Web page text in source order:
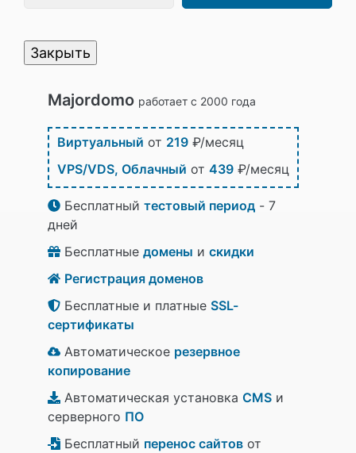
Закрыть
Majordomo работает с 2000 года
Виртуальный от 219 ₽/месяц
VPS/VDS, Облачный от 439 ₽/месяц
Бесплатный тестовый период - 7
дней
Бесплатные домены и скидки
Регистрация доменов
Бесплатные и платные SSL-
сертификаты
Автоматическое резервное
копирование
Автоматическая установка CMS и
серверного ПО
Бесплатный перенос сайтов от